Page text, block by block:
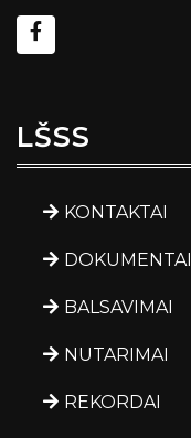
LŠSS
KONTAKTAI
DOKUMENTAI
BALSAVIMAI
NUTARIMAI
REKORDAI